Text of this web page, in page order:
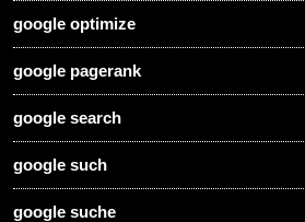
google optimize
google pagerank
google search
google such
google suche